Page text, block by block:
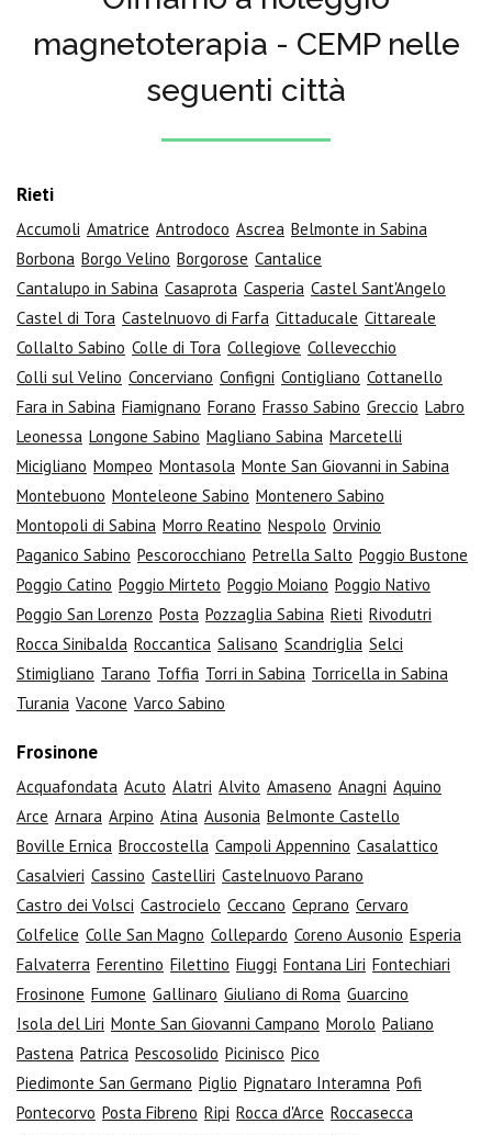
magnetoterapia - CEMP nelle
seguenti città
Rieti
Accumoli Amatrice Antrodoco Ascrea Belmonte in Sabina
Borbona Borgo Velino Borgorose Cantalice
Cantalupo in Sabina Casaprota Casperia Castel Sant'Angelo
Castel di Tora Castelnuovo di Farfa Cittaducale Cittareale
Collalto Sabino Colle di Tora Collegiove Collevecchio
Colli sul Velino Concerviano Configni Contigliano Cottanello
Fara in Sabina Fiamignano Forano Frasso Sabino Greccio Labro
Leonessa Longone Sabino Magliano Sabina Marcetelli
Micigliano Mompeo Montasola Monte San Giovanni in Sabina
Montebuono Monteleone Sabino Montenero Sabino
Montopoli di Sabina Morro Reatino Nespolo Orvinio
Paganico Sabino Pescorocchiano Petrella Salto Poggio Bustone
Poggio Catino Poggio Mirteto Poggio Moiano Poggio Nativo
Poggio San Lorenzo Posta Pozzaglia Sabina Rieti Rivodutri
Rocca Sinibalda Roccantica Salisano Scandriglia Selci
Stimigliano Tarano Toffia Torri in Sabina Torricella in Sabina
Turania Vacone Varco Sabino
Frosinone
Acquafondata Acuto Alatri Alvito Amaseno Anagni Aquino
Arce Arnara Arpino Atina Ausonia Belmonte Castello
Boville Ernica Broccostella Campoli Appennino Casalattico
Casalvieri Cassino Castelliri Castelnuovo Parano
Castro dei Volsci Castrocielo Ceccano Ceprano Cervaro
Colfelice Colle San Magno Collepardo Coreno Ausonio Esperia
Falvaterra Ferentino Filettino Fiuggi Fontana Liri Fontechiari
Frosinone Fumone Gallinaro Giuliano di Roma Guarcino
Isola del Liri Monte San Giovanni Campano Morolo Paliano
Pastena Patrica Pescosolido Picinisco Pico
Piedimonte San Germano Piglio Pignataro Interamna Pofi
Pontecorvo Posta Fibreno Ripi Rocca d'Arce Roccasecca